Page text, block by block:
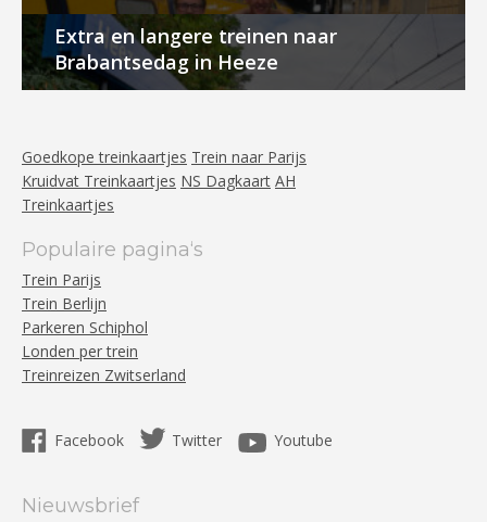
Extra en langere treinen naar
Brabantsedag in Heeze
Goedkope treinkaartjes Trein naar Parijs
Kruidvat Treinkaartjes NS Dagkaart AH
Treinkaartjes
Populaire pagina‘s
Trein Parijs
Trein Berlijn
Parkeren Schiphol
Londen per trein
Treinreizen Zwitserland
Facebook Twitter Youtube
Nieuwsbrief